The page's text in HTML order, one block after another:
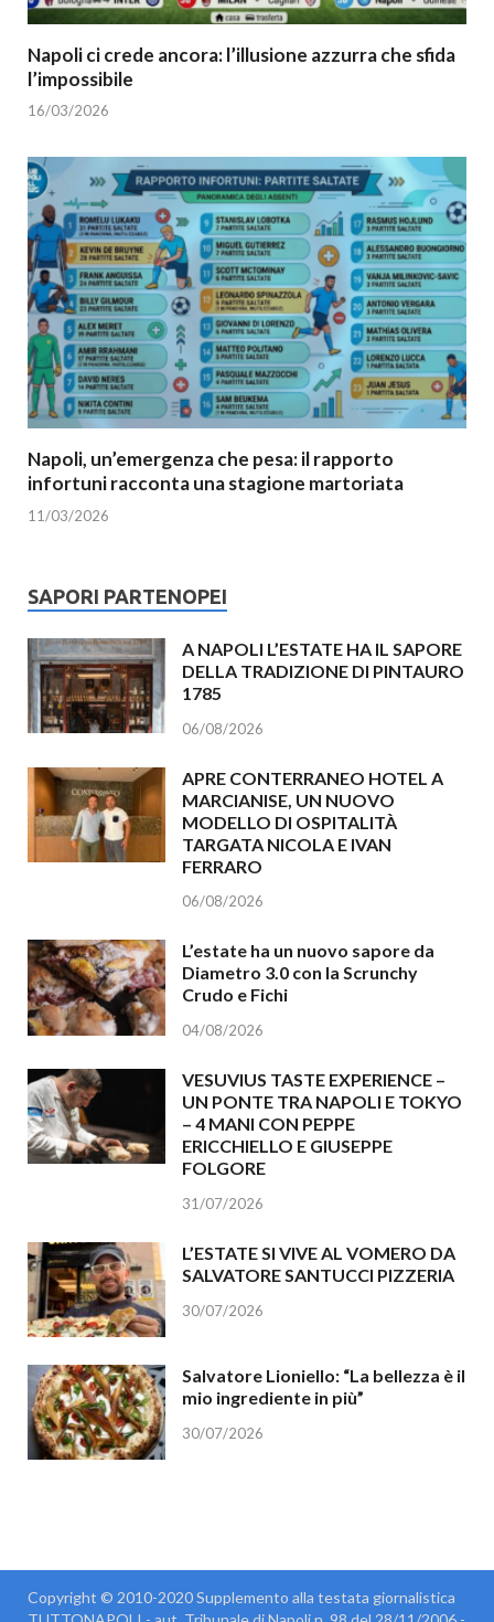
Napoli ci crede ancora: l’illusione azzurra che sfida
l’impossibile
16/03/2026
Napoli, un’emergenza che pesa: il rapporto
infortuni racconta una stagione martoriata
11/03/2026
SAPORI PARTENOPEI
A NAPOLI L’ESTATE HA IL SAPORE
DELLA TRADIZIONE DI PINTAURO
1785
06/08/2026
APRE CONTERRANEO HOTEL A
MARCIANISE, UN NUOVO
MODELLO DI OSPITALITÀ
TARGATA NICOLA E IVAN
FERRARO
06/08/2026
L’estate ha un nuovo sapore da
Diametro 3.0 con la Scrunchy
Crudo e Fichi
04/08/2026
VESUVIUS TASTE EXPERIENCE –
UN PONTE TRA NAPOLI E TOKYO
– 4 MANI CON PEPPE
ERICCHIELLO E GIUSEPPE
FOLGORE
31/07/2026
L’ESTATE SI VIVE AL VOMERO DA
SALVATORE SANTUCCI PIZZERIA
30/07/2026
Salvatore Lioniello: “La bellezza è il
mio ingrediente in più”
30/07/2026
Copyright © 2010-2020 Supplemento alla testata giornalistica